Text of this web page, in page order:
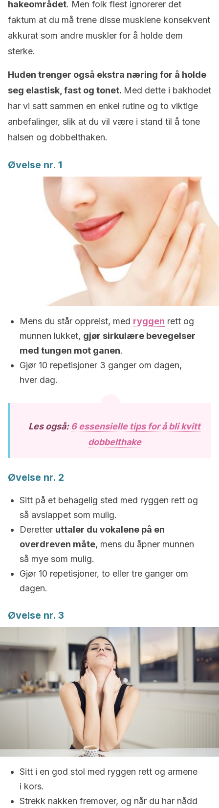
hakeområdet. Men folk flest ignorerer det
faktum at du må trene disse musklene konsekvent
akkurat som andre muskler for å holde dem
sterke.
Huden trenger også ekstra næring for å holde
seg elastisk, fast og tonet. Med dette i bakhodet
har vi satt sammen en enkel rutine og to viktige
anbefalinger, slik at du vil være i stand til å tone
halsen og dobbelthaken.
Øvelse nr. 1
Mens du står oppreist, med ryggen rett og
munnen lukket, gjør sirkulære bevegelser
med tungen mot ganen.
Gjør 10 repetisjoner 3 ganger om dagen,
hver dag.
Les også: 6 essensielle tips for å bli kvitt
dobbelthake
Øvelse nr. 2
Sitt på et behagelig sted med ryggen rett og
så avslappet som mulig.
Deretter uttaler du vokalene på en
overdreven måte, mens du åpner munnen
så mye som mulig.
Gjør 10 repetisjoner, to eller tre ganger om
dagen.
Øvelse nr. 3
Sitt i en god stol med ryggen rett og armene
i kors.
Strekk nakken fremover, og når du har nådd